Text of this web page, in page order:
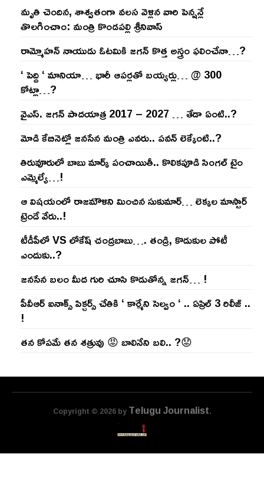
మృతి చెందిన, శాశ్వతంగా వలస వెళ్లిన వారి పెన్ష‌న్లే
తొల‌గించాం: మంత్రి కొండపల్లి శ్రీనివాస్
రామ్మోహ‌న్ నాయుడు ఓట‌మికి జ‌గ‌న్ కొత్త అస్త్రం ఫ‌లించేనా…?
‘ పెద్ది ‘ మానియా… భారీ ఆప‌ర్ల‌తో బ‌య్య‌ర్లు… @ 300
కోట్లా…?
వైఎస్‌. జ‌గ‌న్ పాద‌యాత్ర 2017 – 2027 … తేడా ఏంటి..?
మోడి కేబినెట్లో జ‌నసేన మంత్రి ఎవ‌రు.. ప‌వ‌న్ లెక్కేంటి..?
తిరువూరులో బాబు మార్క్ పంచాయితీ.. కొలిక‌పూడి సింగ‌ల్ టైం
ఎమ్మెల్యే…!
ఆ విష‌యంలో రాజ‌మౌళిని మించిన సుకుమార్‌… లెక్క‌ల మాస్టార్
ట్రెండే వేరు..!
టీడీపీలో VS లోకేష్ చంద్ర‌బాబు…. తండ్రి, కొడుకుల పోటీ
ఎందుకు..?
జ‌న‌సేన బ‌లం మీద గురి చూసి కొడుతోన్న జ‌గ‌న్‌… !
పీవీఆర్ ఐనాక్స్ పిక్చర్స్ చేతికి ‘ కార్మేని సెల్వం ‘ .. ఏప్రిల్ 3 రిలీజ్ ..
!
తన కోపమే తన శత్రువు 😡 బాలినేని బలి.. ?😟
Copyright © 2026 byTelugu Journalist.